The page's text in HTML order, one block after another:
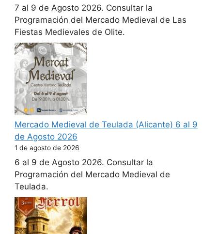
7 al 9 de Agosto 2026. Consultar la
Programación del Mercado Medieval de Las
Fiestas Medievales de Olite.
Mercado Medieval de Teulada (Alicante) 6 al 9
de Agosto 2026
1 de agosto de 2026
6 al 9 de Agosto 2026. Consultar la
Programación del Mercado Medieval de
Teulada.